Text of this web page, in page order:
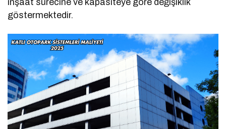
inşaat sürecine ve kapasiteye göre değişiklik
göstermektedir.